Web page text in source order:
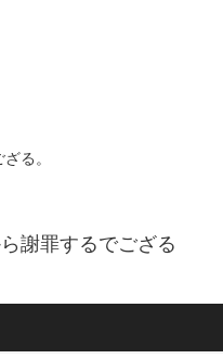
る。
謝罪するでござる